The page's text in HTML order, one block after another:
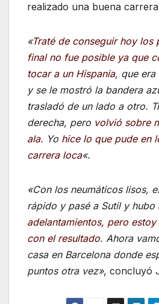
realizado una buena
«Traté de conseguir hoy los
final no fue posible ya que
tocar a un Hispania, que era
y se le mostró la bandera
trasladó de un lado a otro.
derecha, pero volvió sobre
ala. Yo hice lo que pude en
carrera loca«.
«Con los neumáticos lisos,
rápido y pasé a Sutil y hubo
adelantamientos, pero estoy
con el resultado. Ahora
casa en Barcelona donde
puntos otra vez», concluyó